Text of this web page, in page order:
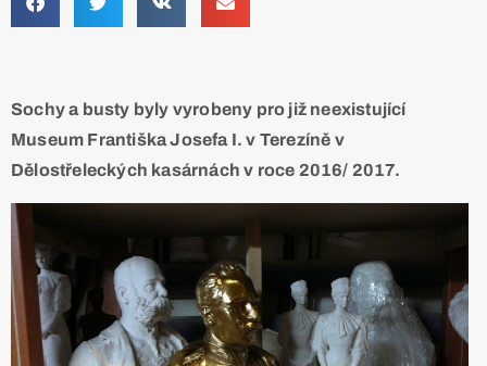
Sochy a busty byly vyrobeny pro již neexistující
Museum Františka Josefa I. v Terezíně v
Dělostřeleckých kasárnách v roce 2016/ 2017.